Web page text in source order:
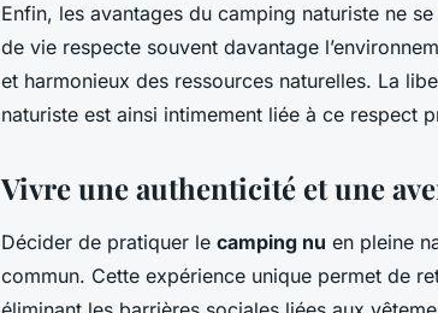
Enfin, les avantages du camping naturiste ne
de vie respecte souvent davantage
et harmonieux des ressources naturelles. La
naturiste est ainsi intimement liée à ce respect
Vivre une authenticité et une
Décider de pratiquer le camping nu en pleine
commun. Cette expérience unique permet de